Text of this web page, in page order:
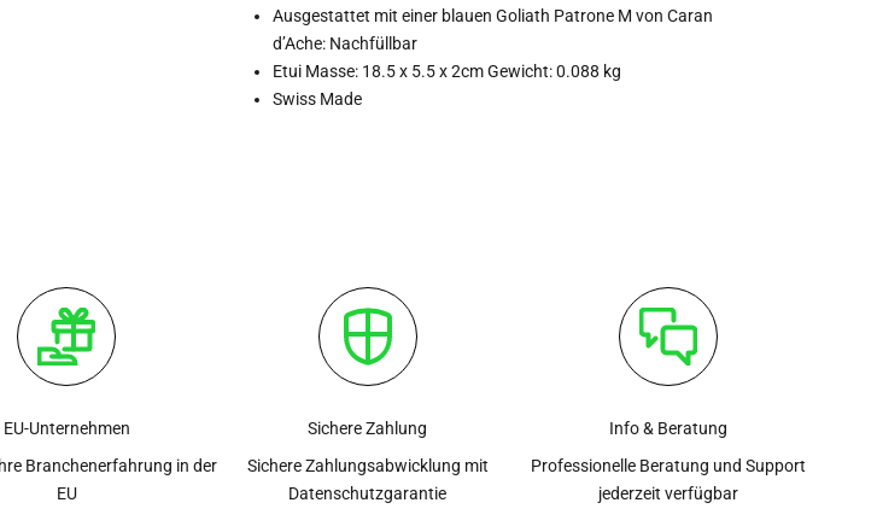
Ausgestattet mit einer blauen Goliath Patrone M von Caran
d’Ache: Nachfüllbar
Etui Masse: 18.5 x 5.5 x 2cm Gewicht: 0.088 kg
Swiss Made
EU-Unternehmen
Branchenerfahrung in der
EU
Sichere Zahlung
Sichere Zahlungsabwicklung mit
Datenschutzgarantie
Info & Beratung
Professionelle Beratung und Support
jederzeit verfügbar